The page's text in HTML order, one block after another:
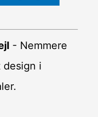
- Nemmere
i